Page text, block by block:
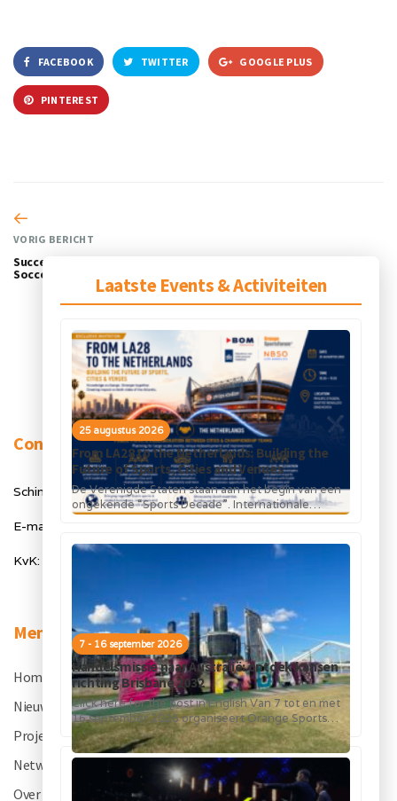
Laatste Events & Activiteiten
25 augustus 2026
From LA28 to the Netherlands: Building the
Future of Sports, Cities and Venues
De Verenigde Staten staan aan het begin van een
ongekende “Sports Decade”. Internationale
topsportevenementen en grote investeringen in
7 - 16 september 2026
Handelsmissie naar Australië: ontdek kansen
richting Brisbane 2032
Click here for the post in English Van 7 tot en met
16 september 2026 organiseert Orange Sports
Forum in...
FACEBOOK TWITTER GOOGLE PLUS
PINTEREST
VORIG BERICHT
Succesvolle beursdeelname
Soccerex USA in Miami
Contact
Schimmelt 40, 5611 ZX Eindhoven
E-mail: info@orangesportsforum.com
KvK: 50334905
Menu
Home
Nieuws
Projecten
Netwerk
Over OSF